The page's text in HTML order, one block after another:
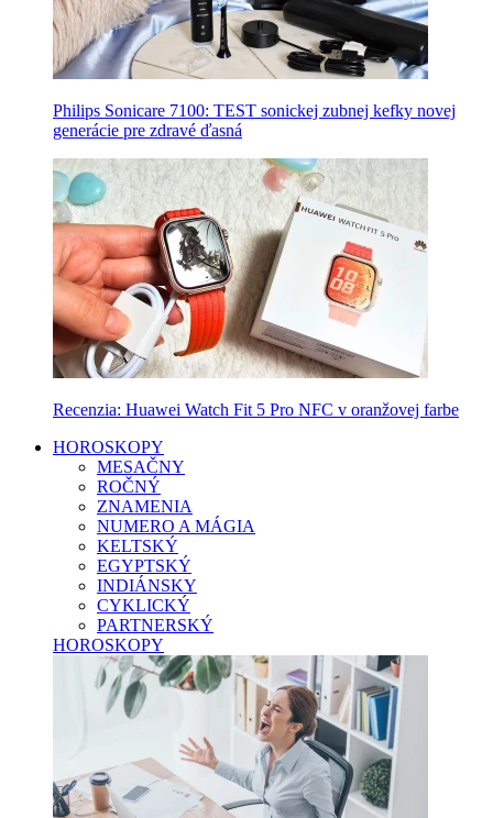
Philips Sonicare 7100: TEST sonickej zubnej kefky novej
generácie pre zdravé ďasná
Recenzia: Huawei Watch Fit 5 Pro NFC v oranžovej farbe
HOROSKOPY
MESAČNY
ROČNÝ
ZNAMENIA
NUMERO A MÁGIA
KELTSKÝ
EGYPTSKÝ
INDIÁNSKY
CYKLICKÝ
PARTNERSKÝ
HOROSKOPY